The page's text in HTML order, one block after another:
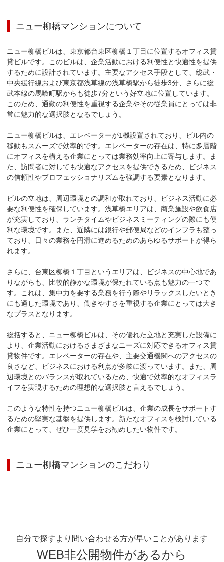
ニュー柳橋マンションについて
ニュー柳橋ビルは、東京都台東区柳橋１丁目に位置するオフィス賃
貸ビルです。このビルは、企業活動における利便性と快適性を提供
するために設計されています。主要なアクセス手段として、総武・
中央緩行線および東京都浅草線の浅草橋駅から徒歩3分、さらに総
武本線の馬喰町駅からも徒歩7分という好立地に位置しています。
このため、通勤の利便性を重視する企業やその従業員にとっては非
常に魅力的な選択肢となるでしょう。
ニュー柳橋ビルは、エレベーターが1機設置されており、ビル内の
移動もスムーズで効率的です。エレベーターの存在は、特に多層階
にオフィスを構える企業にとっては業務効率向上に寄与します。ま
た、訪問者に対しても快適なアクセスを提供できるため、ビジネス
の信頼性やプロフェッショナリズムを強調する要素となります。
ビルの立地は、周辺環境との調和が取れており、ビジネス活動に必
要な利便性を確保しています。浅草橋エリアは、商業施設や飲食店
が充実しており、ランチタイムやビジネスミーティングの際にも便
利な環境です。また、近隣には銀行や郵便局などのインフラも整っ
ており、日々の業務を円滑に進めるためのあらゆるサポートが得ら
れます。
さらに、台東区柳橋１丁目というエリアは、ビジネスの中心地であ
りながらも、比較的静かな環境が保たれている点も魅力の一つで
す。これは、集中力を要する業務を行う際やリラックスしたいとき
にも適した環境であり、働きやすさを重視する企業にとっては大き
なプラスとなります。
総括すると、ニュー柳橋ビルは、その優れた立地と充実した設備に
より、企業活動におけるさまざまなニーズに対応できるオフィス賃
貸物件です。エレベーターの存在や、主要交通機関へのアクセスの
良さなど、ビジネスにおける利点が多岐に渡っています。また、周
辺環境とのバランスが取れているため、快適で効率的なオフィスラ
イフを実現するための理想的な選択肢と言えるでしょう。
このような特性を持つニュー柳橋ビルは、企業の成長をサポートす
るための堅実な基盤を提供します。新たなオフィスを検討している
企業にとって、ぜひ一度見学をお勧めしたい物件です。
ニュー柳橋マンションのこだわり
自分で探すより問い合わせる方が早いことがあります
WEB非公開物件があるから